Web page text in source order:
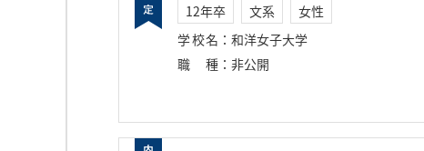
12年卒 文系
女性
学校名 ： 和洋女子大学
職種 ： 非公開